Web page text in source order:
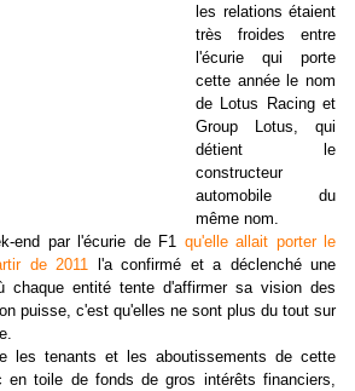
les relations étaient
très froides entre
l'écurie qui porte
cette année le nom
de Lotus Racing et
Group Lotus, qui
détient le
constructeur
automobile du
même nom.
end par l'écurie de F1 qu'elle allait porter le
de 2011 l'a confirmé et a déclenché une
chaque entité tente d'affirmer sa vision des
puisse, c'est qu'elles ne sont plus du tout sur
les tenants et les aboutissements de cette
en toile de fonds de gros intérêts financiers,